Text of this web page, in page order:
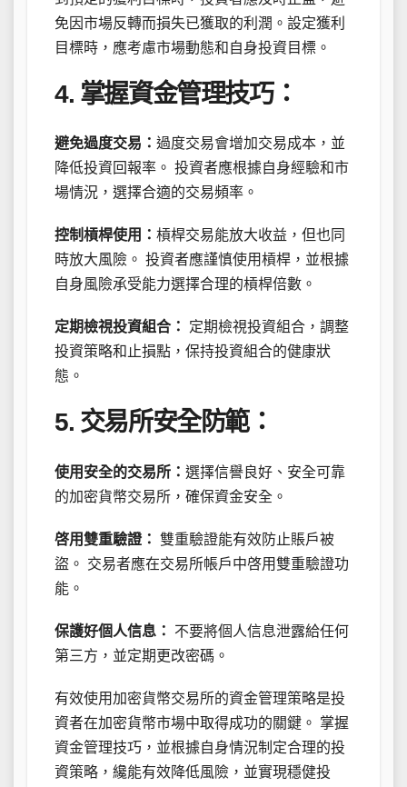
免因市場反轉而損失已獲取的利潤。設定獲利
目標時，應考慮市場動態和自身投資目標。
4. 掌握資金管理技巧：
避免過度交易： 過度交易會增加交易成本，並
降低投資回報率。 投資者應根據自身經驗和市
場情況，選擇合適的交易頻率。
控制槓桿使用： 槓桿交易能放大收益，但也同
時放大風險。 投資者應謹慎使用槓桿，並根據
自身風險承受能力選擇合理的槓桿倍數。
定期檢視投資組合：
定期檢視投資組合，調整
投資策略和止損點，保持投資組合的健康狀
態。
5. 交易所安全防範：
使用安全的交易所： 選擇信譽良好、安全可靠
的加密貨幣交易所，確保資金安全。
啓用雙重驗證： 雙重驗證能有效防止賬戶被
盜。 交易者應在交易所帳戶中啓用雙重驗證功
能。
保護好個人信息：
不要將個人信息泄露給任何
第三方，並定期更改密碼。
有效使用加密貨幣交易所的資金管理策略是投
資者在加密貨幣市場中取得成功的關鍵。 掌握
資金管理技巧，並根據自身情況制定合理的投
資策略，纔能有效降低風險，並實現穩健投